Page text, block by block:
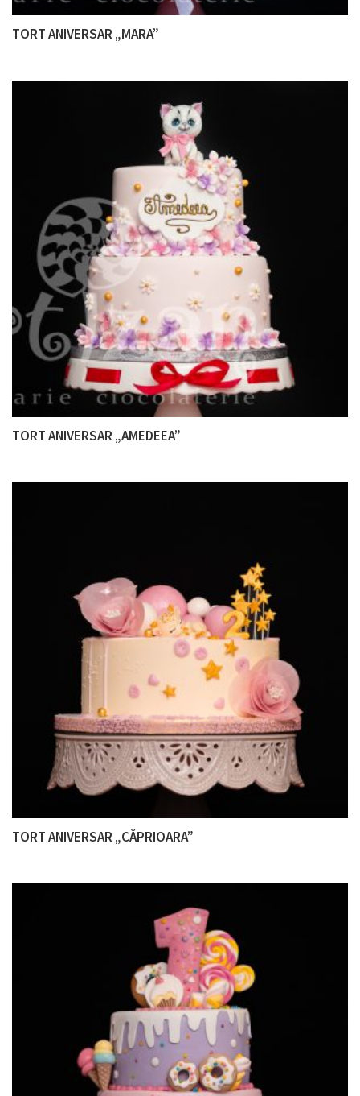
TORT ANIVERSAR „MARA”
TORT ANIVERSAR „AMEDEEA”
TORT ANIVERSAR „CĂPRIOARA”